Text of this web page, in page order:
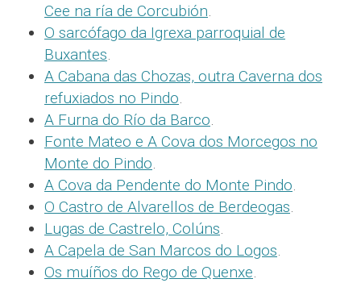
Cee na ría de Corcubión.
O sarcófago da Igrexa parroquial de
Buxantes.
A Cabana das Chozas, outra Caverna dos
refuxiados no Pindo.
A Furna do Río da Barco.
Fonte Mateo e A Cova dos Morcegos no
Monte do Pindo.
A Cova da Pendente do Monte Pindo.
O Castro de Alvarellos de Berdeogas.
Lugas de Castrelo, Colúns.
A Capela de San Marcos do Logos.
Os muíños do Rego de Quenxe.